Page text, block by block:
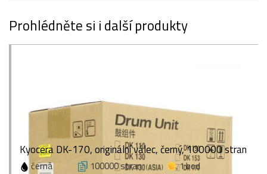
Prohlédněte si i další produkty
Kyocera DK-170, originální válec, černý, 100000 stran
černá 100000 stran 1 bod